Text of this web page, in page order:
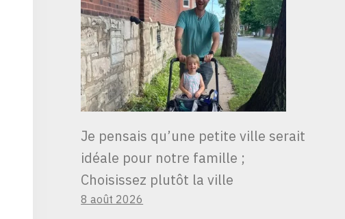
Je pensais qu’une petite ville serait
idéale pour notre famille ;
Choisissez plutôt la ville
8 août 2026